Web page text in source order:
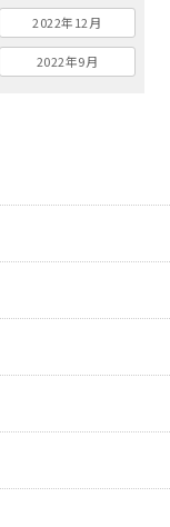
2022年12月
2022年9月